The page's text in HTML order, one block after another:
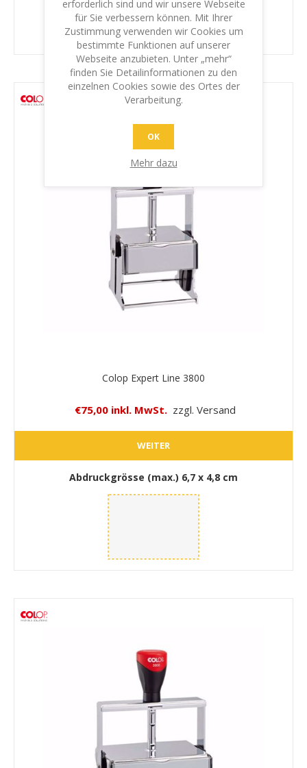
Colop Expert Line 3800
€75,00 inkl. MwSt. zzgl. Versand
WEITER
Abdruckgrösse (max.) 6,7 x 4,8 cm
erforderlich sind und wir unsere Webseite
für Sie verbessern können. Mit Ihrer
Zustimmung verwenden wir Cookies um
bestimmte Funktionen auf unserer
Webseite anzubieten. Unter „mehr“
finden Sie Detailinformationen zu den
einzelnen Cookies sowie des Ortes der
Verarbeitung.
OK
Mehr dazu